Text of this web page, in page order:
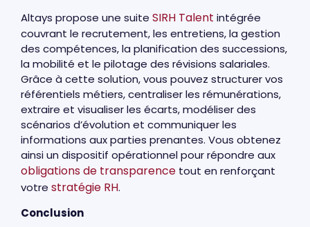
Altays propose une suite SIRH Talent intégrée
couvrant le recrutement, les entretiens, la gestion
des compétences, la planification des successions,
la mobilité et le pilotage des révisions salariales.
Grâce à cette solution, vous pouvez structurer vos
référentiels métiers, centraliser les rémunérations,
extraire et visualiser les écarts, modéliser des
scénarios d’évolution et communiquer les
informations aux parties prenantes. Vous obtenez
ainsi un dispositif opérationnel pour répondre aux
obligations de transparence tout en renforçant
votre stratégie RH.
Conclusion